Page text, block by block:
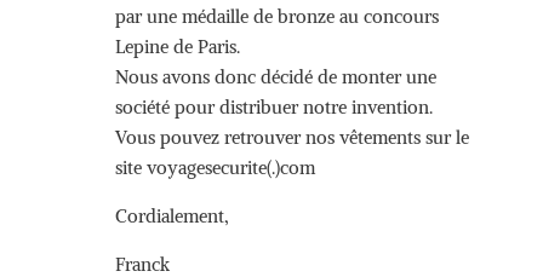
par une médaille de bronze au concours
Lepine de Paris.
Nous avons donc décidé de monter une
société pour distribuer notre invention.
Vous pouvez retrouver nos vêtements sur le
site voyagesecurite(.)com
Cordialement,
Franck